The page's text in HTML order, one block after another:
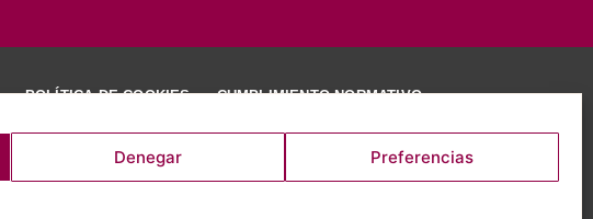
Denegar Preferencias
POLÍTICA DE COOKIES CUMPLIMIENTO NORMATIVO